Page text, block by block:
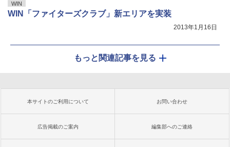
WIN
WIN「ファイターズクラブ」新エリアを実装
2013年1月16日
もっと関連記事を見る
本サイトのご利用について お問い合わせ
広告掲載のご案内 編集部へのご連絡